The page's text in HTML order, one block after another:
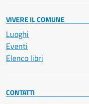
VIVERE IL COMUNE
Luoghi
Eventi
Elenco libri
CONTATTI